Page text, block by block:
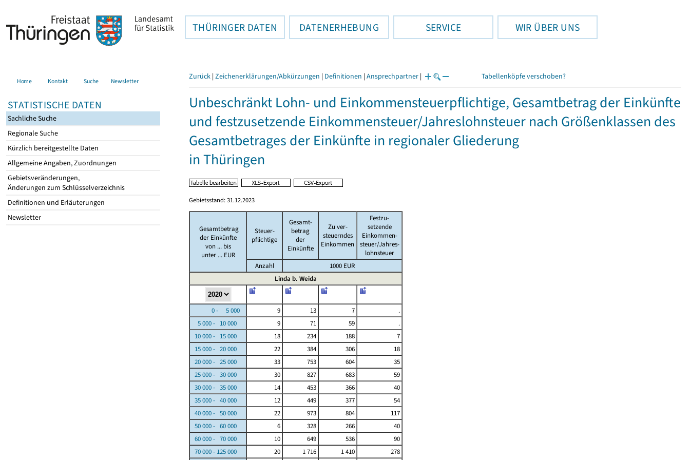
THÜRINGER DATEN DATENERHEBUNG SERVICE WIR ÜBER UNS
Home Kontakt Suche Newsletter
STATISTISCHE DATEN
Sachliche Suche
Regionale Suche
Kürzlich bereitgestellte Daten
Allgemeine Angaben, Zuordnungen
Gebietsveränderungen,
Änderungen zum Schlüsselverzeichnis
Definitionen und Erläuterungen
Newsletter
Zurück | Zeichenerklärungen/Abkürzungen | Definitionen | Ansprechpartner | Tabellenköpfe verschoben?
Unbeschränkt Lohn- und Einkommensteuerpflichtige, Gesamtbetrag der Einkünfte
und festzusetzende Einkommensteuer/Jahreslohnsteuer nach Größenklassen des
Gesamtbetrages der Einkünfte in regionaler Gliederung
in Thüringen
Gebietsstand: 31.12.2023
Gesamtbetrag
der Einkünfte
von ... bis
unter ... EUR
Steuer-
pflichtige
Gesamt-
betrag
der
Einkünfte
Zu ver-
steuerndes
Einkommen
Festzu-
setzende
Einkommen-
steuer/Jahres-
lohnsteuer
Anzahl
1000 EUR
Linda b. Weida
0 - 5 000 9 13 7
.
5 000 - 10 000
9 71 59
.
10 000 - 15 000
18 234 188
7
15 000 - 20 000
22 384 306
18
20 000 - 25 000
33 753 604
35
25 000 - 30 000
30 827 683
59
30 000 - 35 000
14 453 366
40
35 000 - 40 000
12 449 377
54
40 000 - 50 000
22 973 804
117
50 000 - 60 000
6 328 266
40
60 000 - 70 000
10 649 536
90
70 000 - 125 000
20 1 716 1 410 278